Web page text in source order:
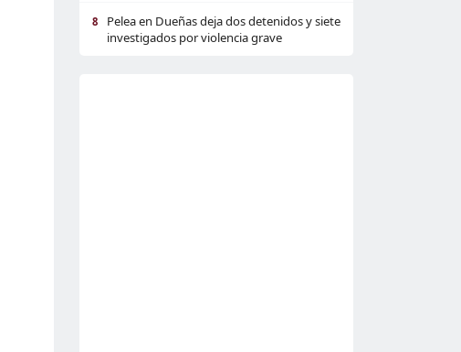
8
Pelea en Dueñas deja dos detenidos y siete
investigados por violencia grave